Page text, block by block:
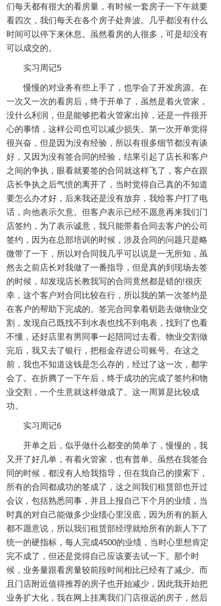
们每天都有很大的看房量，有时候一套房子一下午就要
看四次，我们每天在各个房子处奔波。几乎都没有什么
时间可以停下来休息。虽然看房的人很多，可是却没有
可以成交的。
实习周记5
慢慢的对业务有些上手了，也学会了开发房源。在
一次又一次的看房后，终于开单了，虽然是着火管家，
没什么利润，但是能够把着火管家出掉，还是一件很开
心的事情，这样公司也可以减少损失。第一次开单觉得
很兴奋，但是因为没有经验，所以有很多细节都没有谈
好，又因为没有签合同的经验，结果引起了店长和客户
之间的争执，眼看就要签的合同就这样飞了，客户在跟
店长争执之后气愤的离开了，当时觉得自己真的不知道
要怎么办才好，后来我还是没有放弃，我给客户打了电
话，向他表示欠意。但客户表示已经不愿意再来我们门
店签约，为了表示诚意，我只能带着合同去客户的公司
签约，因为在总部培训的时候，涉及合同的问题只是略
微带了一下，所以对合同我几乎可以说是一无所知，虽
然去之前店长对我做了一番指导，但是真的到现场去签
的时候，却发现店长教我写的合同竟然都是错的!很庆
幸，这个客户对合同比较在行，所以我的第一次签约是
在客户的帮助下完成的。签完合同拿着钥匙去做物业交
割，发现自己既找不到水表也找不到电表，找到了也看
不懂，还好店里有男同事一起陪同过去看。物业交割做
完后，我又去了银行，把租金存进公司账号。在这之
前，我也不知道这钱是怎么存的，经过了这一次，都学
会了。在折腾了一下午后，终于成功的完成了签约和物
业交割，一个生意就这样做成了。这一周算是比较成
功。
实习周记6
开单之后，似乎做什么都变的简单了，慢慢的，我
又开了好几单，有着火管家，也有普单。虽然在我签合
同的时候，都没有人给我指导，但在我自己的摸索下，
所有的合同都成功的签成了，这之间我们租赁部也开过
会议，包括熟悉同事，并且上报自己下个月的业绩，当
时真的对自己能做多少业绩心里没底，因为所有的新人
都不愿意说，所以我们租赁部经理就给所有的新人下了
统一的硬指标，每人完成4500的业绩，当时心里想肯定
完不成了，但还是觉得自己应该要去试一下。那个时
候，业务量跟看房量较前段时间相比已经有了减少。而
且门店附近值得推荐的房子也开始减少，因此我开始把
业务扩大化，我在网上挂离我们门店很远的房子，然后